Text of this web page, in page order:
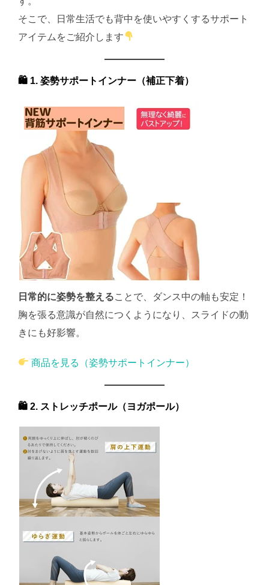
そこで、日常生活でも背中を使いやすくするサポート
アイテムをご紹介します
🛍 1. 姿勢サポートインナー（補正下着）
日常的に姿勢を整えることで、ダンス中の軸も安定！
胸を張る意識が自然につくようになり、スライドの動
きにも好影響。
商品を見る（姿勢サポートインナー）
🛍 2. ストレッチポール（ヨガポール）